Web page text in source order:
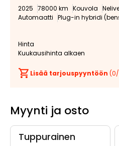
2025 78000 km Kouvola
Automaatti Plug-in hybridi
Hinta
Kuukausihinta alkaen
Lisää tarjouspyyntöön (0
Myynti ja osto
Tuppurainen